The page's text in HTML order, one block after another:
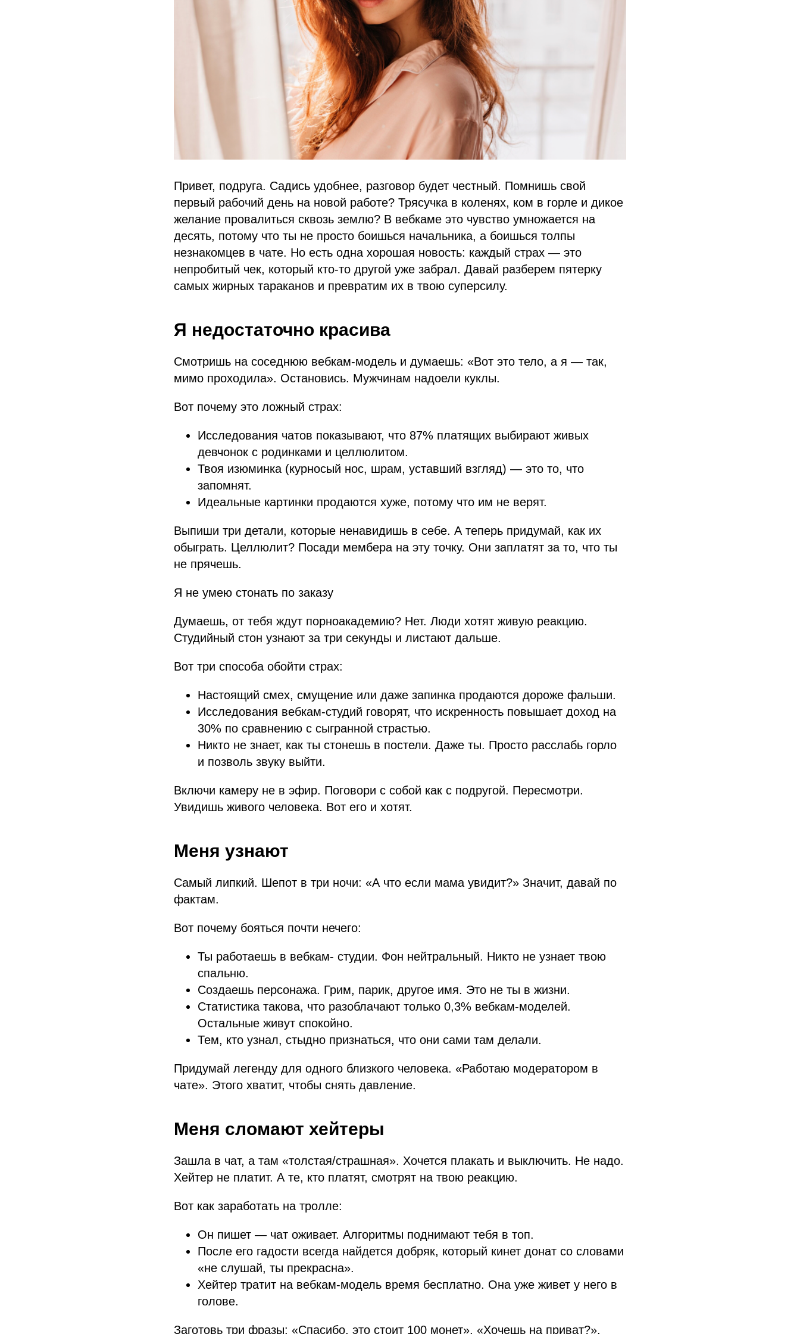
Привет, подруга. Садись удобнее, разговор будет честный. Помнишь свой
первый рабочий день на новой работе? Трясучка в коленях, ком в горле и дикое
желание провалиться сквозь землю? В вебкаме это чувство умножается на
десять, потому что ты не просто боишься начальника, а боишься толпы
незнакомцев в чате. Но есть одна хорошая новость: каждый страх — это
непробитый чек, который кто-то другой уже забрал. Давай разберем пятерку
самых жирных тараканов и превратим их в твою суперсилу.
Я недостаточно красива
Смотришь на соседнюю вебкам-модель и думаешь: «Вот это тело, а я — так,
мимо проходила». Остановись. Мужчинам надоели куклы.
Вот почему это ложный страх:
Исследования чатов показывают, что 87% платящих выбирают живых
девчонок с родинками и целлюлитом.
Твоя изюминка (курносый нос, шрам, уставший взгляд) — это то, что
запомнят.
Идеальные картинки продаются хуже, потому что им не верят.
Выпиши три детали, которые ненавидишь в себе. А теперь придумай, как их
обыграть. Целлюлит? Посади мембера на эту точку. Они заплатят за то, что ты
не прячешь.
Я не умею стонать по заказу
Думаешь, от тебя ждут порноакадемию? Нет. Люди хотят живую реакцию.
Студийный стон узнают за три секунды и листают дальше.
Вот три способа обойти страх:
Настоящий смех, смущение или даже запинка продаются дороже фальши.
Исследования вебкам-студий говорят, что искренность повышает доход на
30% по сравнению с сыгранной страстью.
Никто не знает, как ты стонешь в постели. Даже ты. Просто расслабь горло
и позволь звуку выйти.
Включи камеру не в эфир. Поговори с собой как с подругой. Пересмотри.
Увидишь живого человека. Вот его и хотят.
Меня узнают
Самый липкий. Шепот в три ночи: «А что если мама увидит?» Значит, давай по
фактам.
Вот почему бояться почти нечего:
Ты работаешь в вебкам- студии. Фон нейтральный. Никто не узнает твою
спальню.
Создаешь персонажа. Грим, парик, другое имя. Это не ты в жизни.
Статистика такова, что разоблачают только 0,3% вебкам-моделей.
Остальные живут спокойно.
Тем, кто узнал, стыдно признаться, что они сами там делали.
Придумай легенду для одного близкого человека. «Работаю модератором в
чате». Этого хватит, чтобы снять давление.
Меня сломают хейтеры
Зашла в чат, а там «толстая/страшная». Хочется плакать и выключить. Не надо.
Хейтер не платит. А те, кто платят, смотрят на твою реакцию.
Вот как заработать на тролле:
Он пишет — чат оживает. Алгоритмы поднимают тебя в топ.
После его гадости всегда найдется добряк, который кинет донат со словами
«не слушай, ты прекрасна».
Хейтер тратит на вебкам-модель время бесплатно. Она уже живет у него в
голове.
Заготовь три фразы: «Спасибо, это стоит 100 монет», «Хочешь на приват?»,